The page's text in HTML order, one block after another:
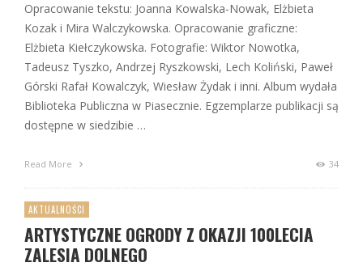
Opracowanie tekstu: Joanna Kowalska-Nowak, Elżbieta
Kozak i Mira Walczykowska. Opracowanie graficzne:
Elżbieta Kiełczykowska. Fotografie: Wiktor Nowotka,
Tadeusz Tyszko, Andrzej Ryszkowski, Lech Koliński, Paweł
Górski Rafał Kowalczyk, Wiesław Żydak i inni. Album wydała
Biblioteka Publiczna w Piasecznie. Egzemplarze publikacji są
dostępne w siedzibie …
Read More 34
AKTUALNOŚCI
ARTYSTYCZNE OGRODY Z OKAZJI 100LECIA
ZALESIA DOLNEGO